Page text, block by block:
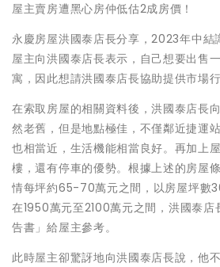
屋主賣房遭黑心房仲低估2成房價！
永慶房屋洪國泰店長分享，2023年中結
屋主向洪國泰店長表示，自己想要出售
寓，因此想請洪國泰店長協助提供市場行
在索取房屋的相關資料後，洪國泰店長
然老舊，但是地點極佳，不僅鄰近捷運
也相當近，生活機能相當良好。再加上
樓，還有停車的優勢。根據上述的房屋
情每坪約65-70萬元之間，以房屋坪數
在1950萬元至2100萬元之間，洪國泰店
告書」給屋主參考。
此時屋主卻驚訝地向洪國泰店長說，他